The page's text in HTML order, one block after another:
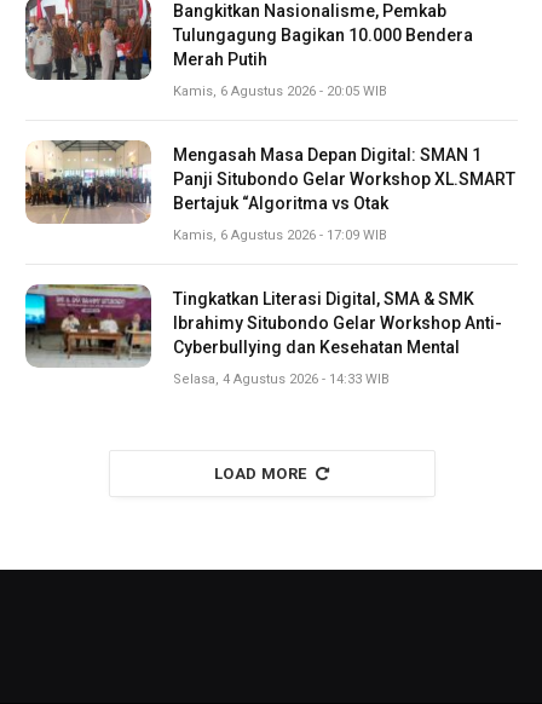
Bangkitkan Nasionalisme, Pemkab
Tulungagung Bagikan 10.000 Bendera
Merah Putih
Kamis, 6 Agustus 2026 - 20:05 WIB
Mengasah Masa Depan Digital: SMAN 1
Panji Situbondo Gelar Workshop XL.SMART
Bertajuk “Algoritma vs Otak
Kamis, 6 Agustus 2026 - 17:09 WIB
Tingkatkan Literasi Digital, SMA & SMK
Ibrahimy Situbondo Gelar Workshop Anti-
Cyberbullying dan Kesehatan Mental
Selasa, 4 Agustus 2026 - 14:33 WIB
LOAD MORE